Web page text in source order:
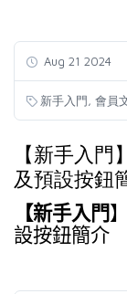
Aug 21 2024
新手入門 會員
【新手入
及預設按鈕
【新手入門 】
設按鈕簡介